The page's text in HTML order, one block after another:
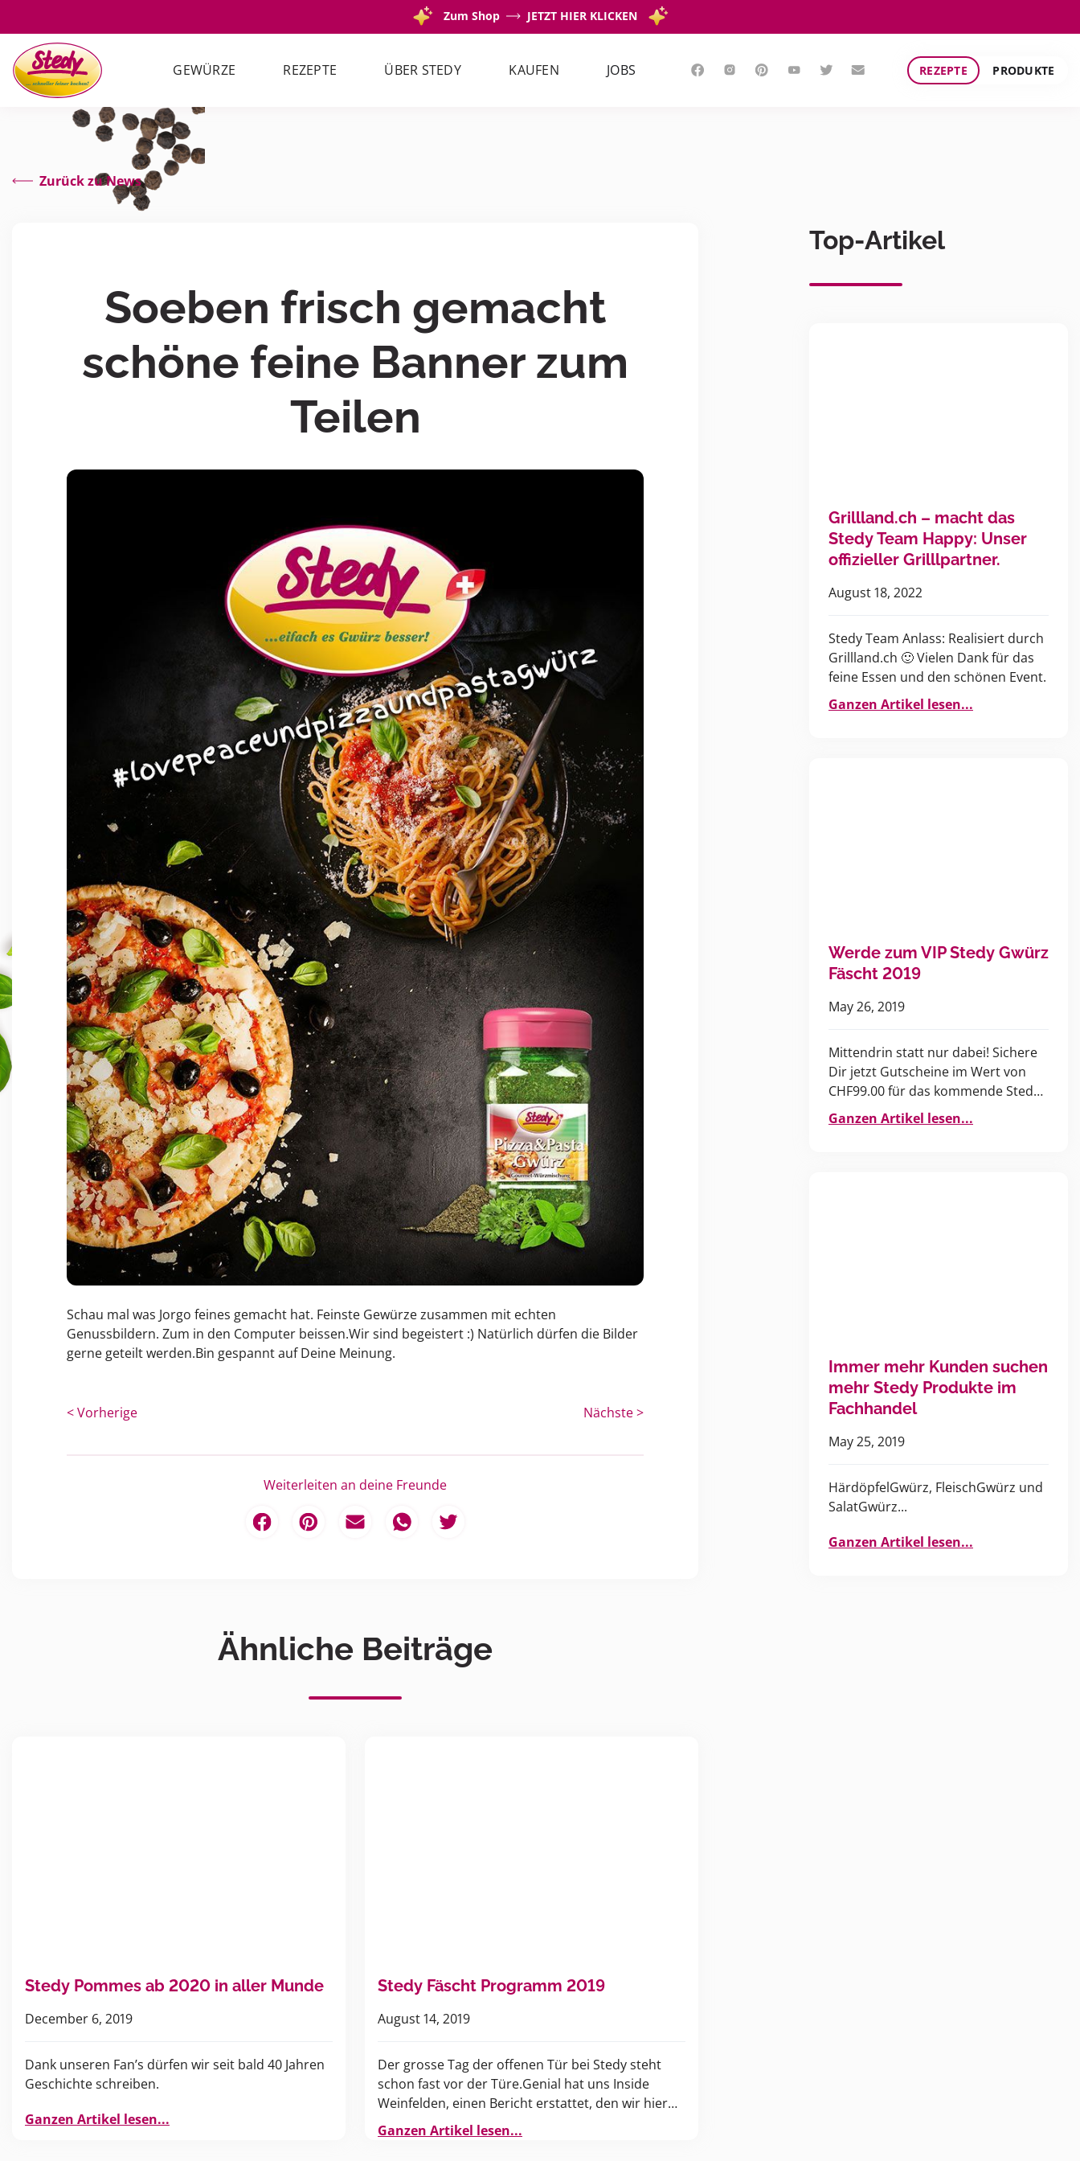
Zum Shop JETZT HIER KLICKEN
GEWÜRZE REZEPTE ÜBER STEDY KAUFEN JOBS REZEPTE PRODUKTE
Zurück zu News
Soeben frisch gemacht
schöne feine Banner zum
Teilen
Schau mal was Jorgo feines gemacht hat. Feinste Gewürze zusammen mit echten
Genussbildern. Zum in den Computer beissen.Wir sind begeistert :) Natürlich dürfen die Bilder
gerne geteilt werden.Bin gespannt auf Deine Meinung.
< Vorherige Nächste >
Weiterleiten an deine Freunde
Ähnliche Beiträge
Stedy Pommes ab 2020 in aller Munde
December 6, 2019
Dank unseren Fan’s dürfen wir seit bald 40 Jahren
Geschichte schreiben.
Ganzen Artikel lesen...
Stedy Fäscht Programm 2019
August 14, 2019
Der grosse Tag der offenen Tür bei Stedy steht
schon fast vor der Türe.Genial hat uns Inside
Weinfelden, einen Bericht erstattet, den wir hier
gerne veröffentlichen.
Ganzen Artikel lesen...
Top-Artikel
Grillland.ch – macht das
Stedy Team Happy: Unser
offizieller Grilllpartner.
August 18, 2022
Stedy Team Anlass: Realisiert durch
Grillland.ch 🙂 Vielen Dank für das
feine Essen und den schönen Event.
Ganzen Artikel lesen...
Werde zum VIP Stedy Gwürz
Fäscht 2019
May 26, 2019
Mittendrin statt nur dabei! Sichere
Dir jetzt Gutscheine im Wert von
CHF99.00 für das kommende Stedy
Fäscht 2019
Ganzen Artikel lesen...
Immer mehr Kunden suchen
mehr Stedy Produkte im
Fachhandel
May 25, 2019
HärdöpfelGwürz, FleischGwürz und
SalatGwürz...
Ganzen Artikel lesen...